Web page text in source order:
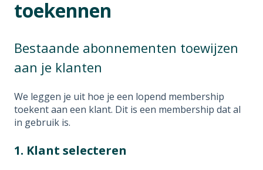
toekennen
Bestaande abonnementen toewijzen
aan je klanten
We leggen je uit hoe je een lopend membership
toekent aan een klant. Dit is een membership dat al
in gebruik is.
1. Klant selecteren